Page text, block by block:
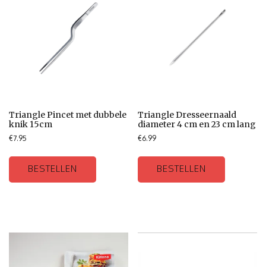
Triangle Pincet met dubbele
knik 15cm
€7.95
BESTELLEN
Triangle Dresseernaald
diameter 4 cm en 23 cm lang
€6.99
BESTELLEN